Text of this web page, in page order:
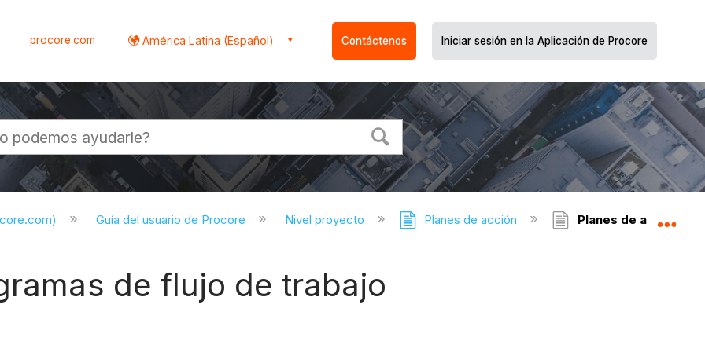
procore.com América Latina (Español) Contáctenos Iniciar sesión en la Aplicación de Procore
Guía del usuario de Procore Nivel proyecto Planes de acción Planes de acción:
de flujo de trabajo